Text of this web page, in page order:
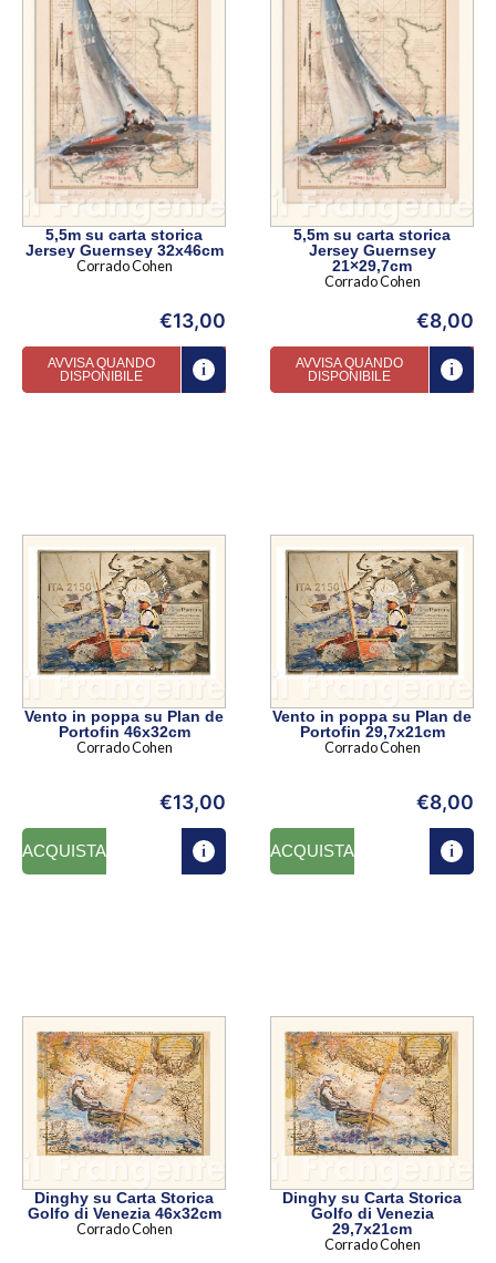
5,5m su carta storica
Jersey Guernsey 32x46cm
Corrado Cohen
€13,00
AVVISA QUANDO
DISPONIBILE
5,5m su carta storica
Jersey Guernsey
21×29,7cm
Corrado Cohen
€8,00
AVVISA QUANDO
DISPONIBILE
Vento in poppa su Plan de
Portofin 46x32cm
Corrado Cohen
€13,00
ACQUISTA
Vento in poppa su Plan de
Portofin 29,7x21cm
Corrado Cohen
€8,00
ACQUISTA
Dinghy su Carta Storica
Golfo di Venezia 46x32cm
Corrado Cohen
Dinghy su Carta Storica
Golfo di Venezia
29,7x21cm
Corrado Cohen